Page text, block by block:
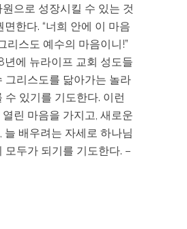
으로 성장시킬 수 있는 것
면한다. “너희 안에 이 마음
리스도 예수의 마음이니!”
년에 뉴라이프 교회 성도들
그리스도를 닮아가는 놀라
수 있기를 기도한다. 이런
린 마음을 가지고, 새로운
늘 배우려는 자세로 하나님
모두가 되기를 기도한다. –